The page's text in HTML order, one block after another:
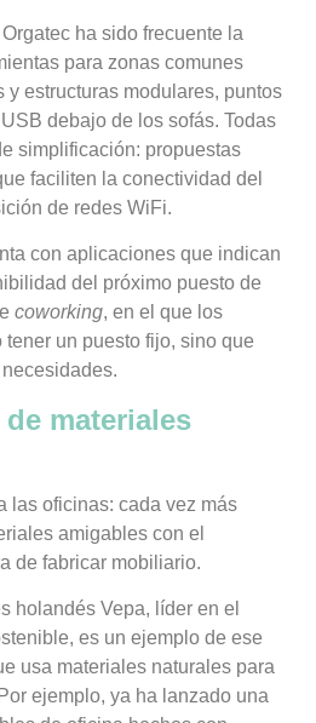
ha sido frecuente la
para zonas comunes
y estructuras modulares, puntos
debajo de los sofás. Todas
simplificación: propuestas
faciliten la conectividad del
de redes WiFi.
con aplicaciones que indican
del próximo puesto de
coworking, en el que los
un puesto fijo, sino que
materiales
las oficinas: cada vez más
amigables con el
de fabricar mobiliario.
holandés Vepa, líder en el
es un ejemplo de ese
usa materiales naturales para
ejemplo, ya ha lanzado una